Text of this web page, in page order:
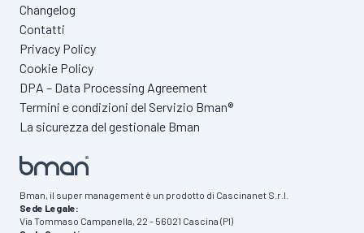
Changelog
Contatti
Privacy Policy
Cookie Policy
DPA – Data Processing Agreement
Termini e condizioni del Servizio Bman®
La sicurezza del gestionale Bman
Bman, il super management è un prodotto di Cascinanet S.r.l.
Sede Legale:
Via Tommaso Campanella, 22 - 56021 Cascina (PI)